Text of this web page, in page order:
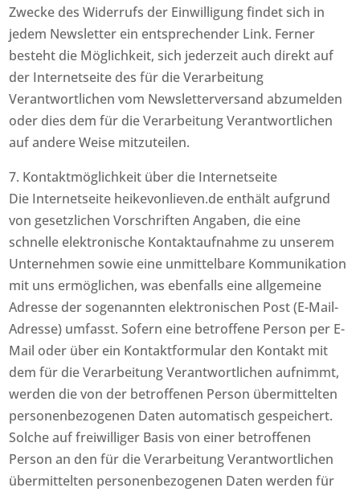
Zwecke des Widerrufs der Einwilligung findet sich in
jedem Newsletter ein entsprechender Link. Ferner
besteht die Möglichkeit, sich jederzeit auch direkt auf
der Internetseite des für die Verarbeitung
Verantwortlichen vom Newsletterversand abzumelden
oder dies dem für die Verarbeitung Verantwortlichen
auf andere Weise mitzuteilen.
7. Kontaktmöglichkeit über die Internetseite
Die Internetseite heikevonlieven.de enthält aufgrund
von gesetzlichen Vorschriften Angaben, die eine
schnelle elektronische Kontaktaufnahme zu unserem
Unternehmen sowie eine unmittelbare Kommunikation
mit uns ermöglichen, was ebenfalls eine allgemeine
Adresse der sogenannten elektronischen Post (E-Mail-
Adresse) umfasst. Sofern eine betroffene Person per E-
Mail oder über ein Kontaktformular den Kontakt mit
dem für die Verarbeitung Verantwortlichen aufnimmt,
werden die von der betroffenen Person übermittelten
personenbezogenen Daten automatisch gespeichert.
Solche auf freiwilliger Basis von einer betroffenen
Person an den für die Verarbeitung Verantwortlichen
übermittelten personenbezogenen Daten werden für